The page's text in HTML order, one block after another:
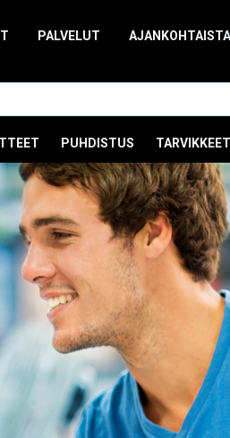
PALVELUT AJANKOHTAISTA
PUHDISTUS TARVIKKEET